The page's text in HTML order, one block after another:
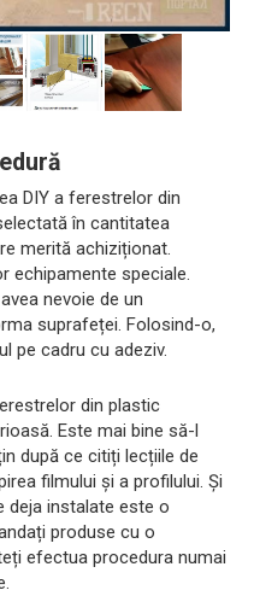
DIY a ferestrelor din
în cantitatea
merită achiziționat.
echipamente speciale.
nevoie de un
suprafeței. Folosind-o,
pe cadru cu adeziv.
din plastic
Este mai bine să-l
după ce citiți lecțiile de
filmului și a profilului. Și
deja instalate este o
produse cu o
efectua procedura numai